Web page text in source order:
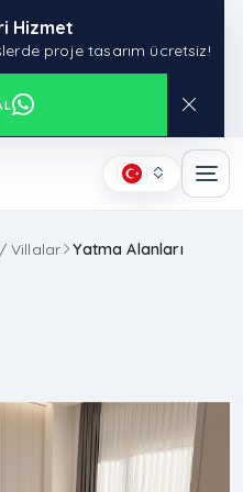
Hizmet
proje tasarım ücretsiz!
Villalar Yatma Alanları